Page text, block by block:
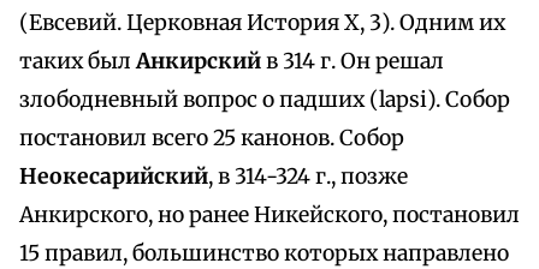
(Евсевий. Церковная История X, 3). Одним их
таких былАнкирскийв 314 г. Он решал
злободневный вопрос о падших (lapsi). Собор
постановил всего 25 канонов. Собор
Неокесарийский, в 314-324 г., позже
Анкирского, но ранее Никейского, постановил
15 правил, большинство которых направлено